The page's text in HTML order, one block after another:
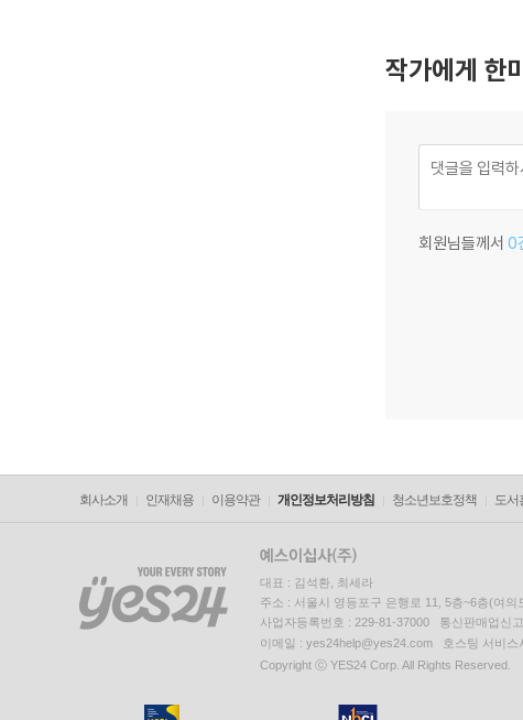
작가에게 한
회원님들께서 0
회사소개 인재채용 이용약관 개인정보처리방침 청소년보호정책 도서
대표 : 김석환, 최세라
주소 : 서울시 영등포구 은행로 11, 5층~6층(여의
사업자등록번호 : 229-81-37000 통신판매업신
이메일 : yes24help@yes24.com 호스팅 서비스
Copyright ⓒ YES24 Corp. All Rights Reserved.